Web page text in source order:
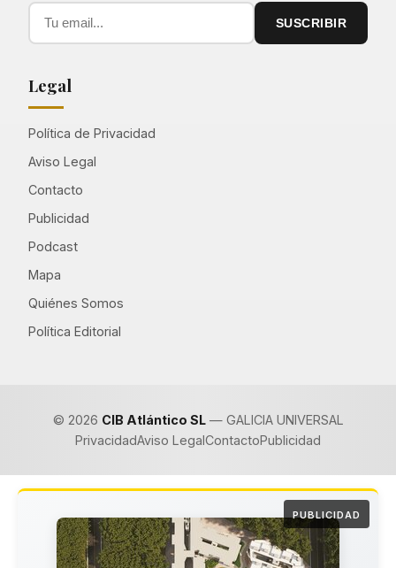
SUSCRIBIR
Legal
Política de Privacidad
Aviso Legal
Contacto
Publicidad
Podcast
Mapa
Quiénes Somos
Política Editorial
© 2026 CIB Atlántico SL— GALICIA UNIVERSAL
PrivacidadAviso LegalContactoPublicidad
PUBLICIDAD